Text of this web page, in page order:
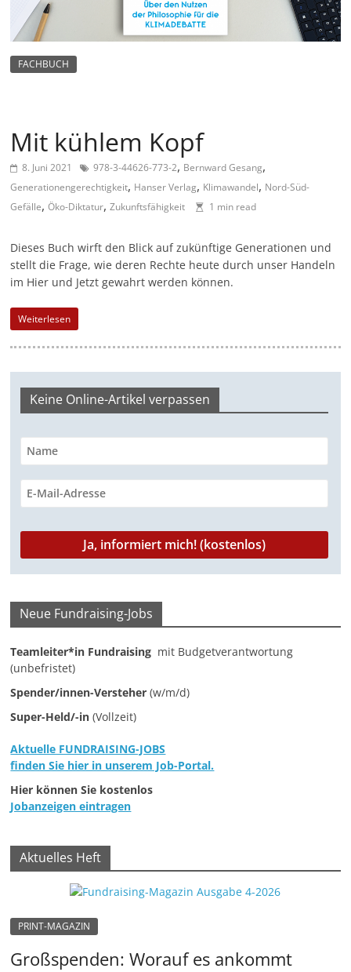
a
g
n
f
ü
r
o
z
l
M
S
p
e
n
d
e
|
V
e
e
i
e
|
S
FACHBUCH
Mit kühlem Kopf
8. Juni 2021 978-3-44626-773-2, Bernward Gesang,
Generationengerechtigkeit, Hanser Verlag, Klimawandel, Nord-Süd-
Gefälle,Öko-Diktatur,Zukunftsfähigkeit 1 min read
Dieses Buch wirft den Blick auf zukünftige Generationen und
stellt die Frage, wie deren Rechte heute durch unser Handeln
im Hier und Jetzt gewahrt werden können.
Weiterlesen
Keine Online-Artikel verpassen
Neue Fundraising-Jobs
Teamleiter*in Fundraising mit Budgetverantwortung
(unbefristet)
Spender/innen-Versteher (w/m/d)
Super-Held/-in (Vollzeit)
Aktuelle FUNDRAISING-JOBS
finden Sie hier in unserem Job-Portal.
Hier können Sie kostenlos
Jobanzeigen eintragen
Aktuelles Heft
PRINT-MAGAZIN
Großspenden: Worauf es ankommt